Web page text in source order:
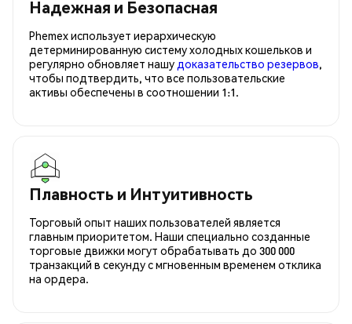
Надежная и Безопасная
Phemex использует иерархическую
детерминированную систему холодных кошельков и
регулярно обновляет нашу доказательство резервов,
чтобы подтвердить, что все пользовательские
активы обеспечены в соотношении 1:1.
Плавность и Интуитивность
Торговый опыт наших пользователей является
главным приоритетом. Наши специально созданные
торговые движки могут обрабатывать до 300 000
транзакций в секунду с мгновенным временем отклика
на ордера.